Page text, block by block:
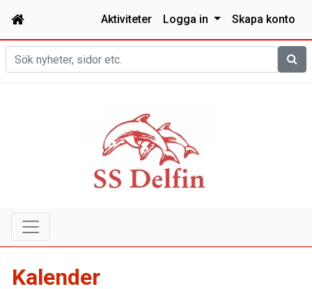
Aktiviteter Logga in Skapa konto
Sök
Kalender